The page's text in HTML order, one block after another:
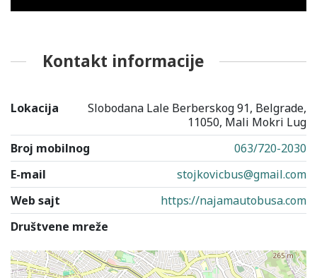
Kontakt informacije
Lokacija
Slobodana Lale Berberskog 91, Belgrade,
11050, Mali Mokri Lug
Broj mobilnog
063/720-2030
E-mail
stojkovicbus@gmail.com
Web sajt
https://najamautobusa.com
Društvene mreže